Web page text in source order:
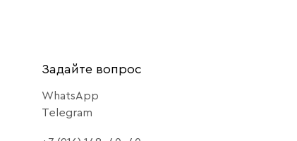
Задайте вопрос
WhatsApp
Telegram